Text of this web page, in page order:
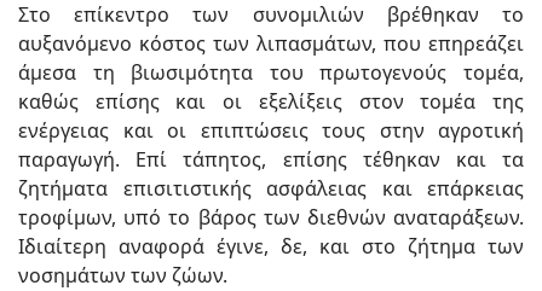
Στο επίκεντρο των συνομιλιών βρέθηκαν το
αυξανόμενο κόστος των λιπασμάτων, που επηρεάζει
άμεσα τη βιωσιμότητα του πρωτογενούς τομέα,
καθώς επίσης και οι εξελίξεις στον τομέα της
ενέργειας και οι επιπτώσεις τους στην αγροτική
παραγωγή. Επί τάπητος, επίσης τέθηκαν και τα
ζητήματα επισιτιστικής ασφάλειας και επάρκειας
τροφίμων, υπό το βάρος των διεθνών αναταράξεων.
Ιδιαίτερη αναφορά έγινε, δε, και στο ζήτημα των
νοσημάτων των ζώων.